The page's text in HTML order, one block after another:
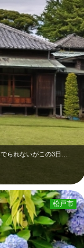
られないがこの3日…
松戸市